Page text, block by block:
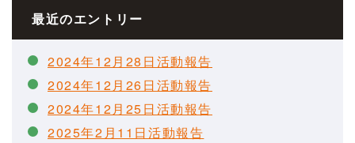
最近のエントリー
2024年12月28日活動報告
2024年12月26日活動報告
2024年12月25日活動報告
2025年2月11日活動報告